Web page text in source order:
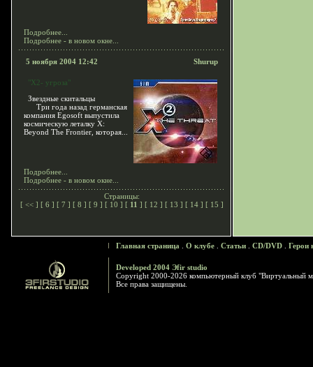
Подробнее...
Подробнее - в новом окне...
5 ноября 2004 12:42 Shurup
"X2- угроза"
Звездные скитальцы
Три года назад германская
компания Egosoft выпустила
космическую леталку X:
Beyond The Frontier, которая...
Подробнее...
Подробнее - в новом окне...
Страницы:
[ << ] [ 6 ] [ 7 ] [ 8 ] [ 9 ] [ 10 ] [ 11 ] [ 12 ] [ 13 ] [ 14 ] [ 15 ]
Главная страница О клубе Статьи CD/DVD Герои
Developed 2004 Эfir studio
Copyright 2000-2026 компьютерный клуб "Виртуальный
Все права защищены.